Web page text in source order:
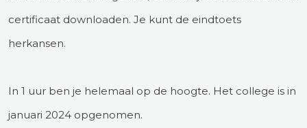
certificaat downloaden. Je kunt de eindtoets
herkansen.
In 1 uur ben je helemaal op de hoogte. Het college is in
januari 2024 opgenomen.